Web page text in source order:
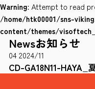
［受付時間］ 9：00～18
お問い合
Warning: Attempt to read
/home/htk00001/sns-
content/themes/
Newsお知らせ
04 2024/11
CD-GA18N11-